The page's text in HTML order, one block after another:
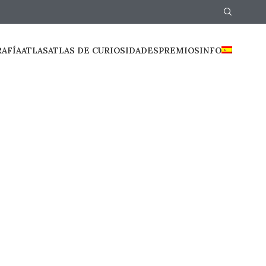
ATLASATLAS DE CURIOSIDADESPREMIOSINFO